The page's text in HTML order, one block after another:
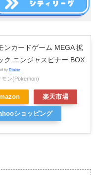
ンカードゲーム MEGA 拡
ク ニンジャスピナー BOX
by Rinker
モン(Pokemon)
楽天市場
ショッピング